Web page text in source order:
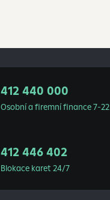
412 440 000
Osobní a firemní finance 7-22
412 446 402
Blokace karet 24/7